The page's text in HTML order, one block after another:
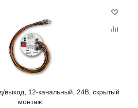
выход, 12-канальный, 24В, скрытый
монтаж